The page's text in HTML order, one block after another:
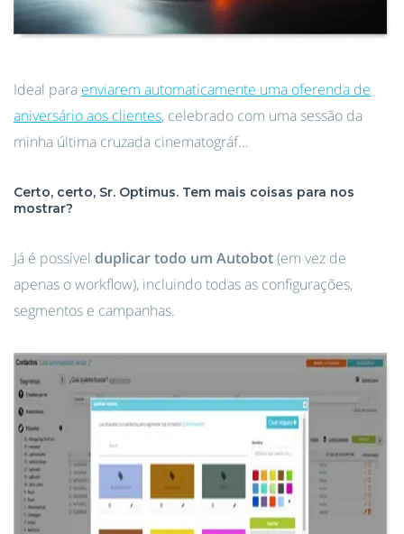
Ideal para enviarem automaticamente uma oferenda de
aniversário aos clientes, celebrado com uma sessão da
minha última cruzada cinematográf…
Certo, certo, Sr. Optimus. Tem mais coisas para nos
mostrar?
Já é possível duplicar todo um Autobot(em vez de
apenas o workflow), incluindo todas as configurações,
segmentos e campanhas.